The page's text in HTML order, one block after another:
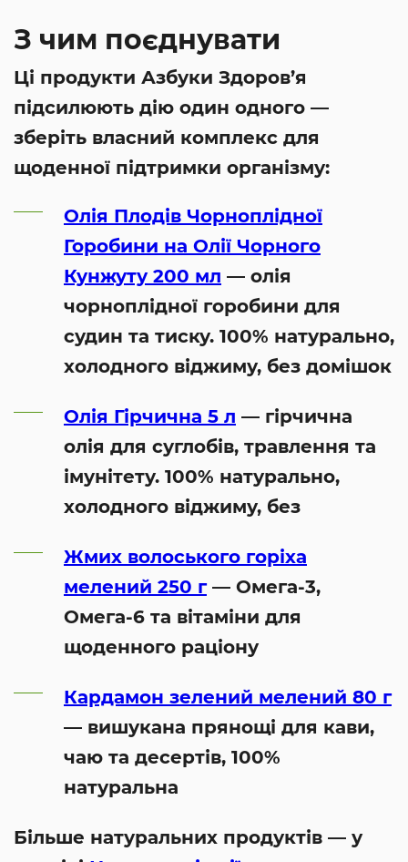
З чим поєднувати
Ці продукти Азбуки Здоров’я
підсилюють дію один одного —
зберіть власний комплекс для
щоденної підтримки організму:
Олія Плодів Чорноплідної
Горобини на Олії Чорного
Кунжуту 200 мл — олія
чорноплідної горобини для
судин та тиску. 100% натурально,
холодного віджиму, без домішок
Олія Гірчична 5 л — гірчична
олія для суглобів, травлення та
імунітету. 100% натурально,
холодного віджиму, без
Жмих волоського горіха
мелений 250 г— Омега-3,
Омега-6 та вітаміни для
щоденного раціону
Кардамон зелений мелений 80 г
— вишукана прянощі для кави,
чаю та десертів, 100%
натуральна
Більше натуральних продуктів — у